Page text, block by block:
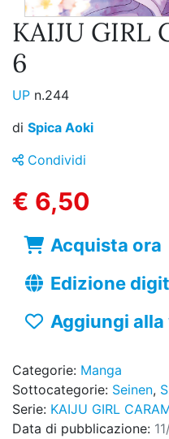
KAIJU GIRL
6
UP n.244
di Spica Aoki
Condividi
€ 6,50
Acquista ora
Edizione
Aggiungi
Categorie: Manga
Sottocategorie: Seinen,
Serie: KAIJU GIRL
Data di pubblicazione: